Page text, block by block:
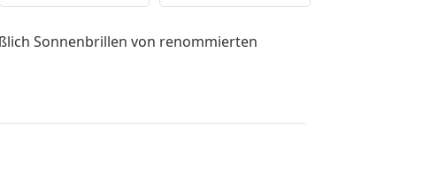
Sonnenbrillen von renommierten